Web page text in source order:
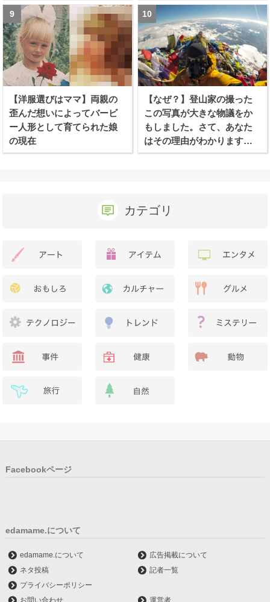
【洋服選びはママ】両親の
歪んだ想いによってバービ
ー人形として育てられた娘
の現在
【なぜ？】登山家の撮った
この写真が大きな物議をか
もしました。さて、あなた
はその理由がわかります
か？
カテゴリ
Facebookページ
edamame.について
edamame.について
広告掲載について
ネタ投稿
記者一覧
プライバシーポリシー